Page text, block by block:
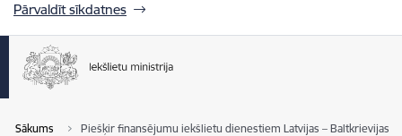
Pārvaldīt sīkdatnes
Sākums Piešķir finansējumu iekšlietu dienestiem Latvijas – Baltkrievijas